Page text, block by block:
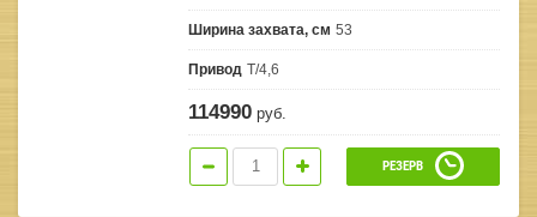
Ширина захвата, см 53
Привод Т/4,6
114990 руб.
РЕЗЕРВ